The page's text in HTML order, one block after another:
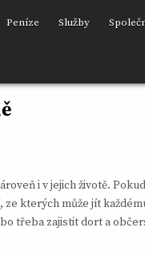
Peníze Služby
i v jejich životě.
kterých může jít
třeba zajistit dort a